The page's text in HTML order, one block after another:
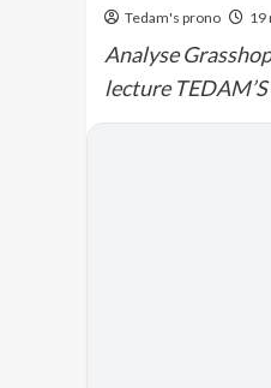
Tedam's prono 19
Analyse
lecture